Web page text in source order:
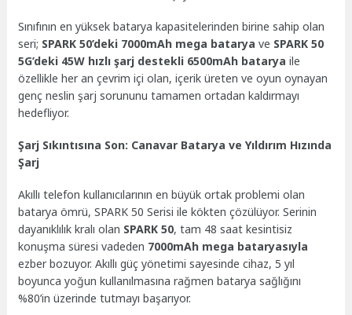
Sınıfının en yüksek batarya kapasitelerinden birine sahip olan
seri; SPARK 50’deki 7000mAh mega batarya ve SPARK 50
5G’deki 45W hızlı şarj destekli 6500mAh batarya ile
özellikle her an çevrim içi olan, içerik üreten ve oyun oynayan
genç neslin şarj sorununu tamamen ortadan kaldırmayı
hedefliyor.
Şarj Sıkıntısına Son: Canavar Batarya ve Yıldırım Hızında
Şarj
Akıllı telefon kullanıcılarının en büyük ortak problemi olan
batarya ömrü, SPARK 50 Serisi ile kökten çözülüyor. Serinin
dayanıklılık kralı olan SPARK 50, tam 48 saat kesintisiz
konuşma süresi vadeden 7000mAh mega bataryasıyla
ezber bozuyor. Akıllı güç yönetimi sayesinde cihaz, 5 yıl
boyunca yoğun kullanılmasına rağmen batarya sağlığını
%80’in üzerinde tutmayı başarıyor.